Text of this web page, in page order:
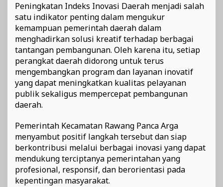
Peningkatan Indeks Inovasi Daerah menjadi salah
satu indikator penting dalam mengukur
kemampuan pemerintah daerah dalam
menghadirkan solusi kreatif terhadap berbagai
tantangan pembangunan. Oleh karena itu, setiap
perangkat daerah didorong untuk terus
mengembangkan program dan layanan inovatif
yang dapat meningkatkan kualitas pelayanan
publik sekaligus mempercepat pembangunan
daerah.
Pemerintah Kecamatan Rawang Panca Arga
menyambut positif langkah tersebut dan siap
berkontribusi melalui berbagai inovasi yang dapat
mendukung terciptanya pemerintahan yang
profesional, responsif, dan berorientasi pada
kepentingan masyarakat.